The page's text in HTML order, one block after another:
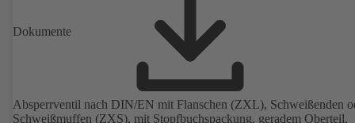
Dokumente
Absperrventil nach DIN/EN mit Flanschen (ZXL), Schweißenden
Schweißmuffen (ZXS), mit Stopfbuchspackung, geradem Oberteil,